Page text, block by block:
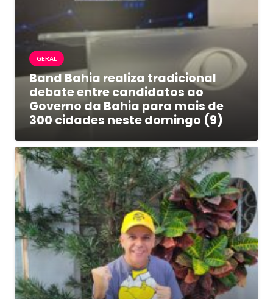
GERAL
Band Bahia realiza tradicional
debate entre candidatos ao
Governo da Bahia para mais de
300 cidades neste domingo (9)